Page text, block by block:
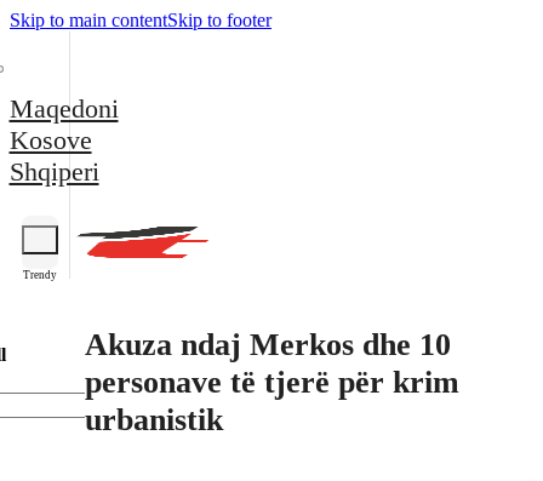
Skip to main contentSkip to footer
Maqedoni
Kosove
Shqiperi
Trendy
Akuza ndaj Merkos dhe 10
personave të tjerë për krim
urbanistik